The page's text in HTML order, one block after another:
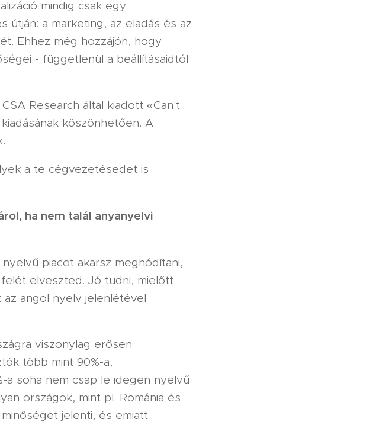
mindig csak egy
útján: a marketing, az eladás és az
Ehhez még hozzájön, hogy
- függetlenül a beállításaidtól
Research által kiadott «Can't
köszönhetően. A
a te cégvezetésedet is
ha nem talál anyanyelvi
piacot akarsz meghódítani,
elveszted. Jó tudni, mielőtt
angol nyelv jelenlétével
viszonylag erősen
több mint 90%-a,
a soha nem csap le idegen nyelvű
országok, mint pl. Románia és
jelenti, és emiatt